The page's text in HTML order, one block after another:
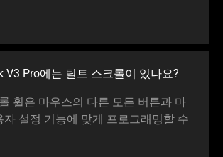
V3 Pro에는 틸트 스크롤이 있나요?
휠은 마우스의 다른 모든 버튼과 마
자 설정 기능에 맞게 프로그래밍할 수